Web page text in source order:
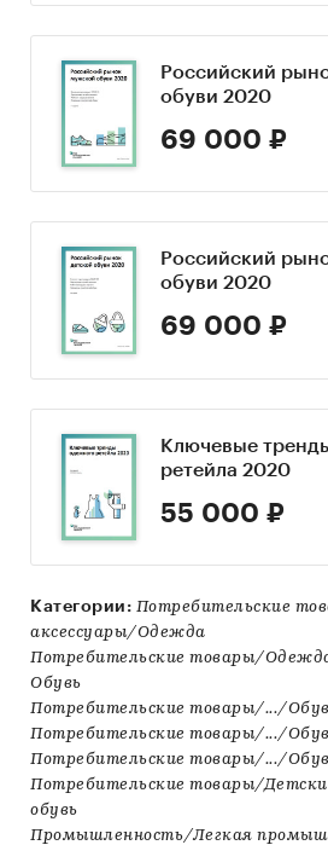
Российский
обуви 2020
69 000 ₽
Российский
обуви 2020
69 000 ₽
Ключевые
ретейла 2020
55 000 ₽
Категории: Потребительские
аксессуары/Одежда
Потребительские товары/
Обувь
Потребительские товары/.../
Потребительские товары/.../
Потребительские товары/.../
Потребительские товары/
обувь
Промышленность/Легкая